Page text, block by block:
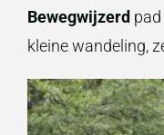
Bewegwijzerd
kleine wandeling,